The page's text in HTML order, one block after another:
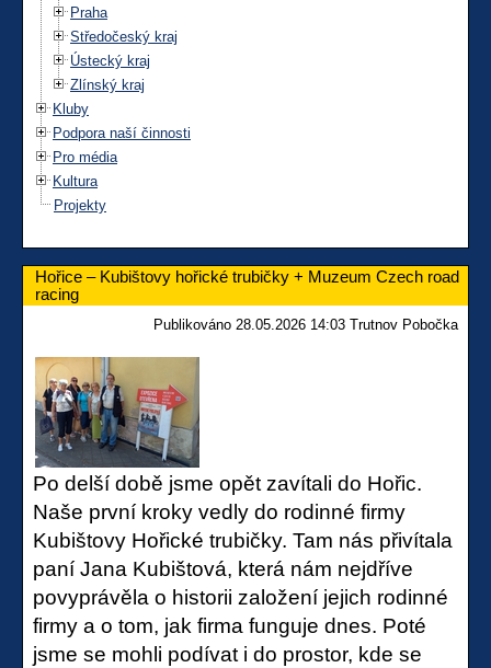
Praha
Středočeský kraj
Ústecký kraj
Zlínský kraj
Kluby
Podpora naší činnosti
Pro média
Kultura
Projekty
Hořice – Kubištovy hořické trubičky + Muzeum Czech road
racing
Publikováno 28.05.2026 14:03 Trutnov Pobočka
Po delší době jsme opět zavítali do Hořic.
Naše první kroky vedly do rodinné firmy
Kubištovy Hořické trubičky. Tam nás přivítala
paní Jana Kubištová, která nám nejdříve
povyprávěla o historii založení jejich rodinné
firmy a o tom, jak firma funguje dnes. Poté
jsme se mohli podívat i do prostor, kde se